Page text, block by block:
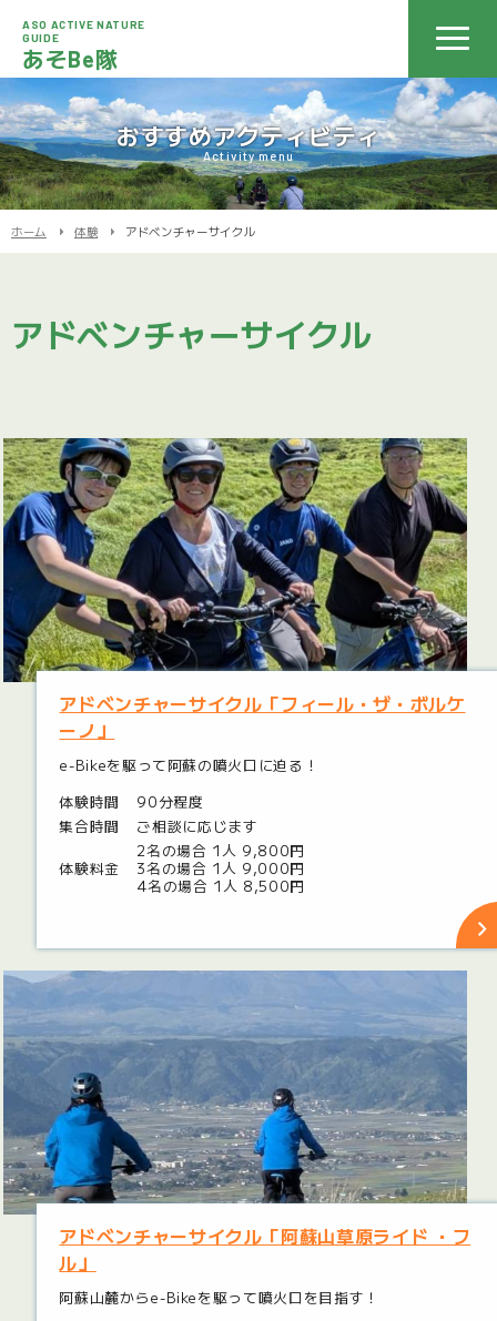
ASO ACTIVE NATURE
GUIDE
あそBe隊
おすすめアクティビティ
Activity menu
ホーム 体験 アドベンチャーサイクル
アドベンチャーサイクル
アドベンチャーサイクル「フィール・ザ・ボルケ
ーノ」
e-Bikeを駆って阿蘇の噴火口に迫る！
体験時間
90分程度
集合時間
ご相談に応じます
体験料金
2名の場合 1人 9,800円
3名の場合 1人 9,000円
4名の場合 1人 8,500円
アドベンチャーサイクル「阿蘇山草原ライド ・フ
ル」
阿蘇山麓からe-Bikeを駆って噴火口を目指す！